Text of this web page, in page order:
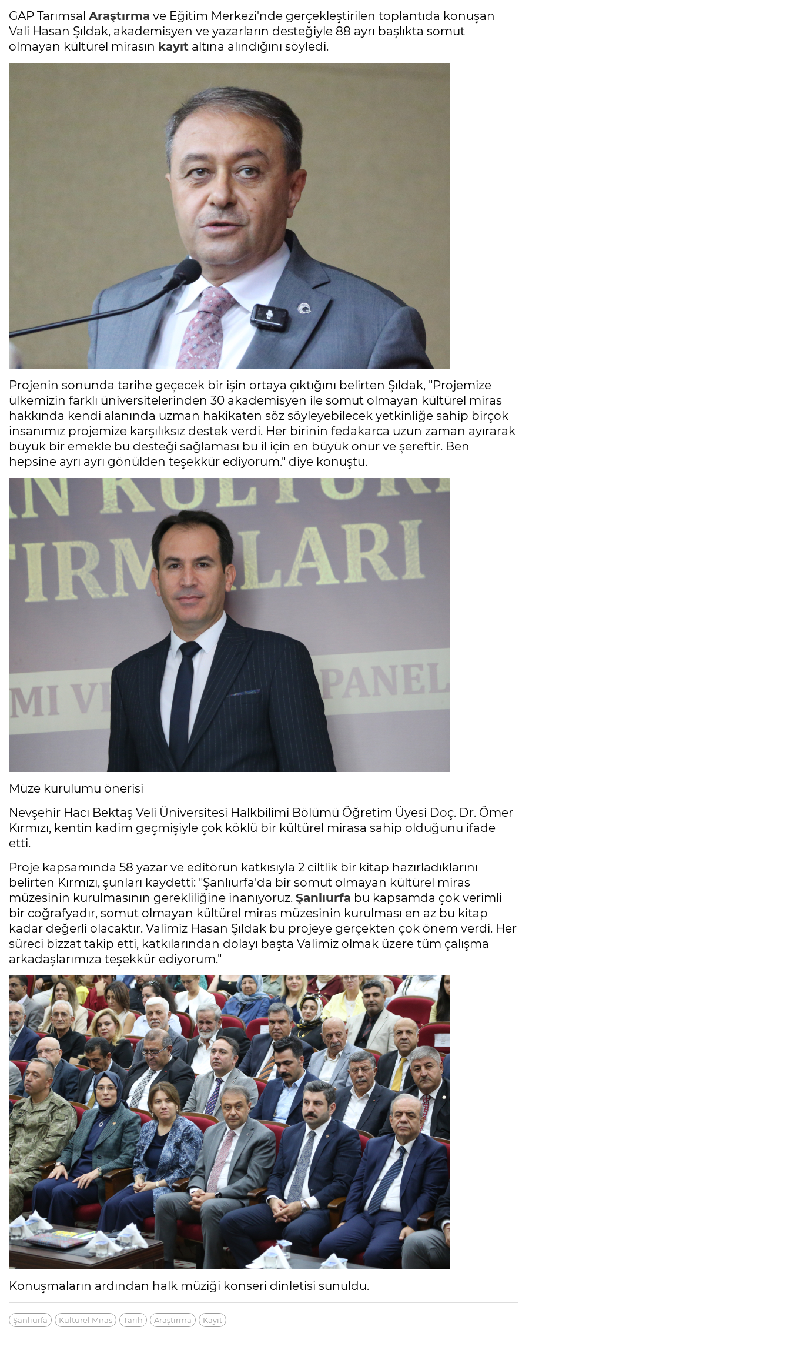
GAP Tarımsal Araştırma ve Eğitim Merkezi'nde gerçekleştirilen toplantıda konuşan
Vali Hasan Şıldak, akademisyen ve yazarların desteğiyle 88 ayrı başlıkta somut
olmayan kültürel mirasın kayıt altına alındığını söyledi.
Projenin sonunda tarihe geçecek bir işin ortaya çıktığını belirten Şıldak, "Projemize
ülkemizin farklı üniversitelerinden 30 akademisyen ile somut olmayan kültürel miras
hakkında kendi alanında uzman hakikaten söz söyleyebilecek yetkinliğe sahip birçok
insanımız projemize karşılıksız destek verdi. Her birinin fedakarca uzun zaman ayırarak
büyük bir emekle bu desteği sağlaması bu il için en büyük onur ve şereftir. Ben
hepsine ayrı ayrı gönülden teşekkür ediyorum." diye konuştu.
Müze kurulumu önerisi
Nevşehir Hacı Bektaş Veli Üniversitesi Halkbilimi Bölümü Öğretim Üyesi Doç. Dr. Ömer
Kırmızı, kentin kadim geçmişiyle çok köklü bir kültürel mirasa sahip olduğunu ifade
etti.
Proje kapsamında 58 yazar ve editörün katkısıyla 2 ciltlik bir kitap hazırladıklarını
belirten Kırmızı, şunları kaydetti: "Şanlıurfa'da bir somut olmayan kültürel miras
müzesinin kurulmasının gerekliliğine inanıyoruz. Şanlıurfa bu kapsamda çok verimli
bir coğrafyadır, somut olmayan kültürel miras müzesinin kurulması en az bu kitap
kadar değerli olacaktır. Valimiz Hasan Şıldak bu projeye gerçekten çok önem verdi. Her
süreci bizzat takip etti, katkılarından dolayı başta Valimiz olmak üzere tüm çalışma
arkadaşlarımıza teşekkür ediyorum."
Konuşmaların ardından halk müziği konseri dinletisi sunuldu.
Şanlıurfa Kültürel Miras Tarih Araştırma Kayıt